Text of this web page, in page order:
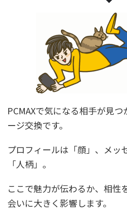
PCMAXで気になる相手が見
ージ交換です。
プロフィールは「顔」、メッ
「人柄」。
ここで魅力が伝わるか、相性
会いに大きく影響します。